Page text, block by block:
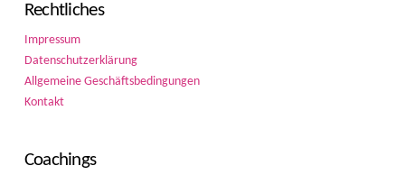
Rechtliches
Impressum
Datenschutzerklärung
Allgemeine Geschäftsbedingungen
Kontakt
Coachings